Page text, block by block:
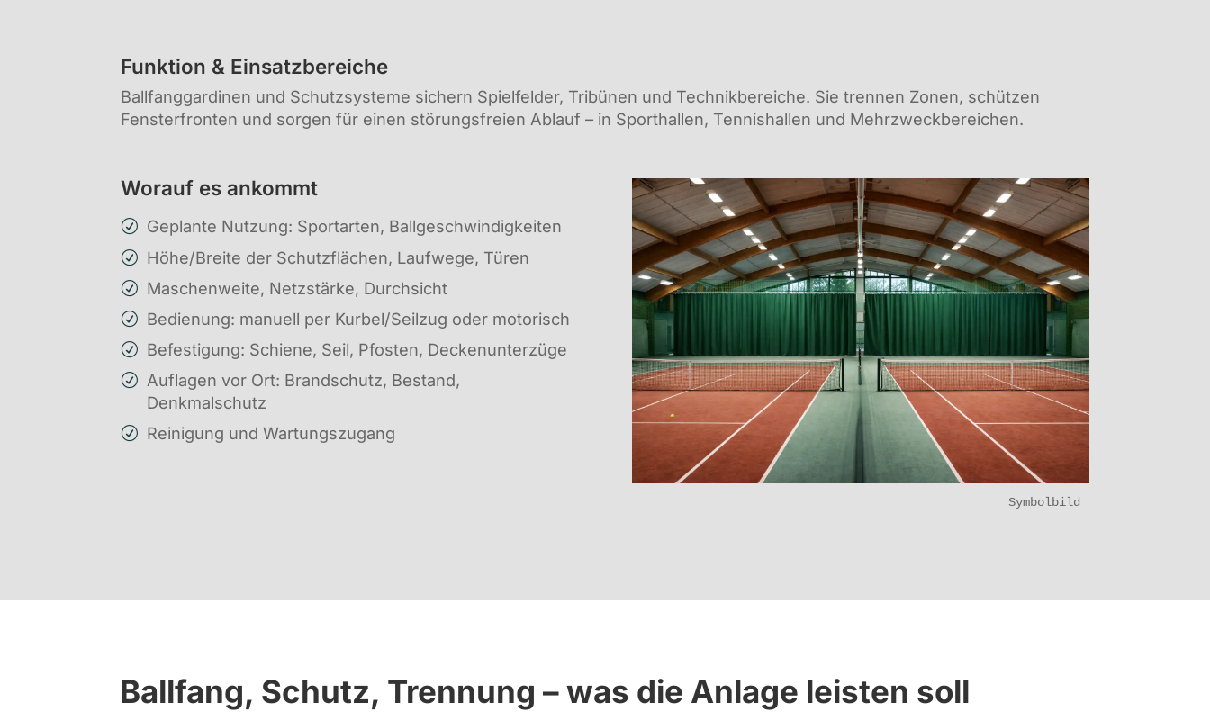
Funktion & Einsatzbereiche
Ballfanggardinen und Schutzsysteme sichern Spielfelder, Tribünen und Technikbereiche. Sie trennen Zonen, schützen
Fensterfronten und sorgen für einen störungsfreien Ablauf – in Sporthallen, Tennishallen und Mehrzweckbereichen.
Worauf es ankommt
Geplante Nutzung: Sportarten, Ballgeschwindigkeiten
Höhe/Breite der Schutzflächen, Laufwege, Türen
Maschenweite, Netzstärke, Durchsicht
Bedienung: manuell per Kurbel/Seilzug oder motorisch
Befestigung: Schiene, Seil, Pfosten, Deckenunterzüge
Auflagen vor Ort: Brandschutz, Bestand,
Denkmalschutz
Reinigung und Wartungszugang
Symbolbild
Ballfang, Schutz, Trennung – was die Anlage leisten soll